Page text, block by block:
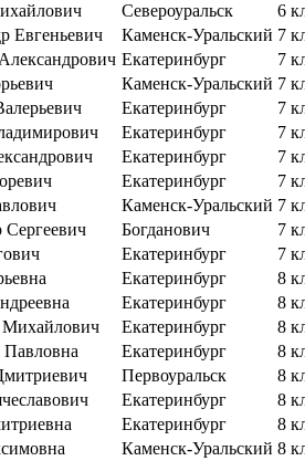
Североуральск
6
Евгеньевич Каменск-Уральский 7
Екатеринбург
7
Каменск-Уральский 7
Екатеринбург
7
Екатеринбург
7
Екатеринбург
7
Екатеринбург
7
Каменск-Уральский 7
Богданович
7
Екатеринбург
7
Екатеринбург
8
Екатеринбург
8
Михайлович Екатеринбург
8
Екатеринбург
8
Первоуральск
8
Екатеринбург
8
Екатеринбург
8
Каменск-Уральский 8